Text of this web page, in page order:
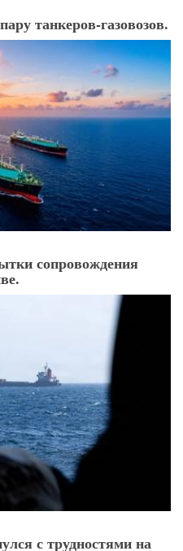
танкеров-газовозов.
сопровождения